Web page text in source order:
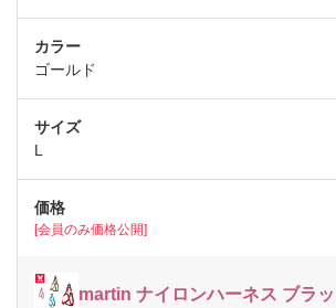
ゴールド
L
[会員のみ価格公開]
martin ナイロンハーネス ブラ